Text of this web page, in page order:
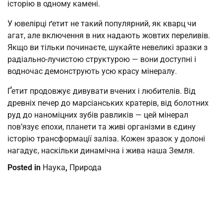
історію в одному камені.
У ювелірці ґетит не такий популярний, як кварц чи
агат, але включення в них надають жовтих переливів.
Якщо ви тільки починаєте, шукайте невеликі зразки з
радіально-лучистою структурою — вони доступні і
водночас демонструють усю красу мінералу.
Ґетит продовжує дивувати вчених і любителів. Від
древніх печер до марсіанських кратерів, від болотних
руд до наноміцних зубів равликів — цей мінерал
пов’язує епохи, планети та живі організми в єдину
історію трансформації заліза. Кожен зразок у долоні
нагадує, наскільки динамічна і жива наша Земля.
Posted in Наука, Природа